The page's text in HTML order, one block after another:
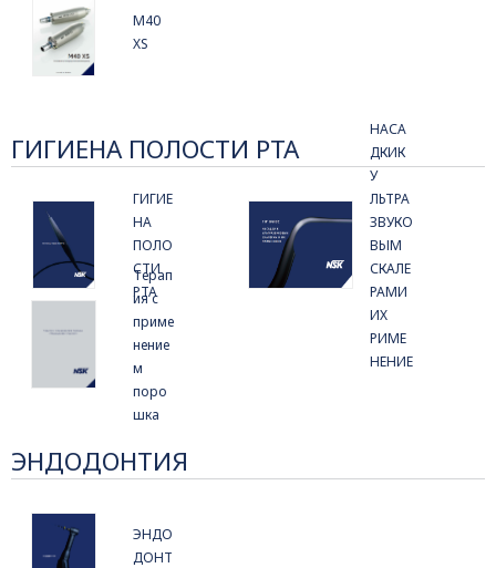
M40
XS
ГИГИЕНА ПОЛОСТИ РТА
ГИГИЕ
НА
ПОЛО
СТИ
РТА
НАСА
ДКИК
У
ЛЬТРА
ЗВУКО
ВЫМ
СКАЛЕ
РАМИ
ИХ
РИМЕ
НЕНИЕ
Терап
ия с
приме
нение
м
поро
шка
ЭНДОДОНТИЯ
ЭНДО
ДОНТ